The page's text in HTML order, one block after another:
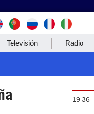
Televisión Radio
19:36